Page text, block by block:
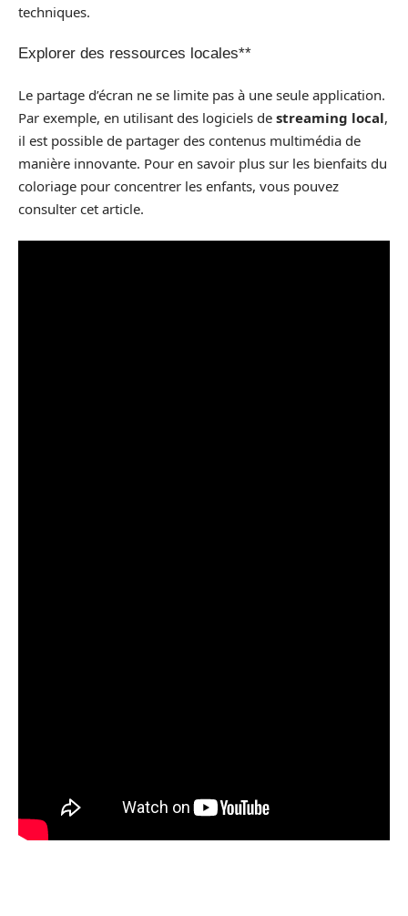
techniques.
Explorer des ressources locales**
Le partage d’écran ne se limite pas à une seule application.
Par exemple, en utilisant des logiciels de streaming local,
il est possible de partager des contenus multimédia de
manière innovante. Pour en savoir plus sur les bienfaits du
coloriage pour concentrer les enfants, vous pouvez
consulter cet article.